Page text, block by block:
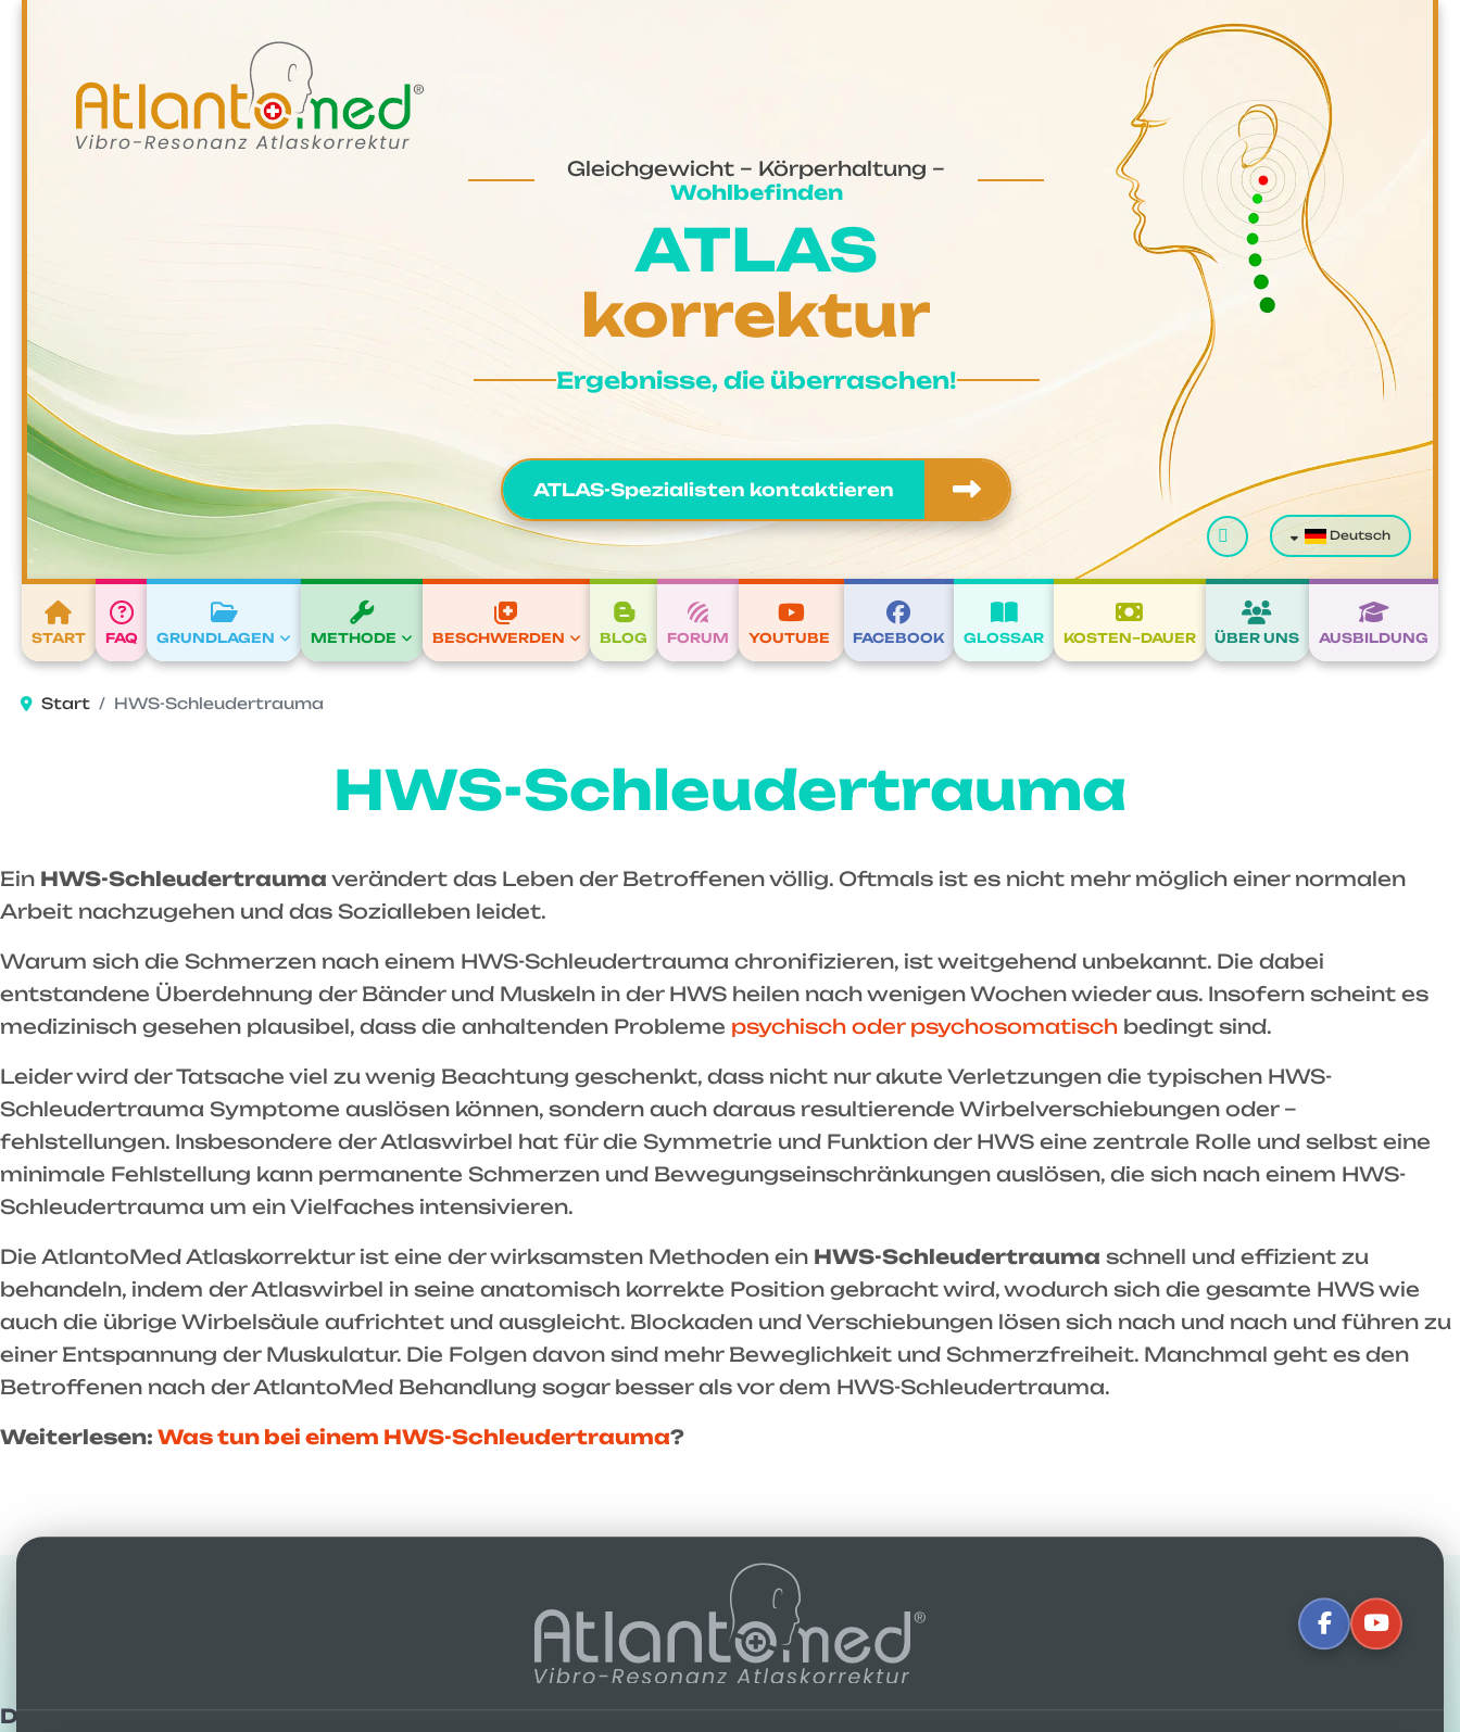
Gleichgewicht – Körperhaltung –
Wohlbefinden
ATLAS
korrektur
Ergebnisse, die überraschen!
ATLAS-Spezialisten kontaktieren
Suchen Deutsch
START FAQ GRUNDLAGEN METHODE BESCHWERDEN BLOG FORUM YOUTUBE FACEBOOK GLOSSAR KOSTEN–DAUER ÜBER UNS AUSBILDUNG
Start HWS-Schleudertrauma
HWS-Schleudertrauma
Ein HWS-Schleudertrauma verändert das Leben der Betroffenen völlig. Oftmals ist es nicht mehr möglich einer normalen
Arbeit nachzugehen und das Sozialleben leidet.
Warum sich die Schmerzen nach einem HWS-Schleudertrauma chronifizieren, ist weitgehend unbekannt. Die dabei
entstandene Überdehnung der Bänder und Muskeln in der HWS heilen nach wenigen Wochen wieder aus. Insofern scheint es
medizinisch gesehen plausibel, dass die anhaltenden Probleme psychisch oder psychosomatisch bedingt sind.
Leider wird der Tatsache viel zu wenig Beachtung geschenkt, dass nicht nur akute Verletzungen die typischen HWS-
Schleudertrauma Symptome auslösen können, sondern auch daraus resultierende Wirbelverschiebungen oder –
fehlstellungen. Insbesondere der Atlaswirbel hat für die Symmetrie und Funktion der HWS eine zentrale Rolle und selbst eine
minimale Fehlstellung kann permanente Schmerzen und Bewegungseinschränkungen auslösen, die sich nach einem HWS-
Schleudertrauma um ein Vielfaches intensivieren.
Die AtlantoMed Atlaskorrektur ist eine der wirksamsten Methoden ein HWS-Schleudertrauma schnell und effizient zu
behandeln, indem der Atlaswirbel in seine anatomisch korrekte Position gebracht wird, wodurch sich die gesamte HWS wie
auch die übrige Wirbelsäule aufrichtet und ausgleicht. Blockaden und Verschiebungen lösen sich nach und nach und führen zu
einer Entspannung der Muskulatur. Die Folgen davon sind mehr Beweglichkeit und Schmerzfreiheit. Manchmal geht es den
Betroffenen nach der AtlantoMed Behandlung sogar besser als vor dem HWS-Schleudertrauma.
Weiterlesen: Was tun bei einem HWS-Schleudertrauma?
Ergebnisse, die den Unterschied machen:
Die einzigen mit 11.000 Erfahrungsberichten und Bewertungen in mehreren Sprachen!